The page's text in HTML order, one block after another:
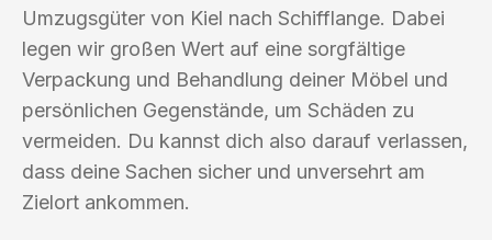
Umzugsgüter von Kiel nach Schifflange. Dabei
legen wir großen Wert auf eine sorgfältige
Verpackung und Behandlung deiner Möbel und
persönlichen Gegenstände, um Schäden zu
vermeiden. Du kannst dich also darauf verlassen,
dass deine Sachen sicher und unversehrt am
Zielort ankommen.